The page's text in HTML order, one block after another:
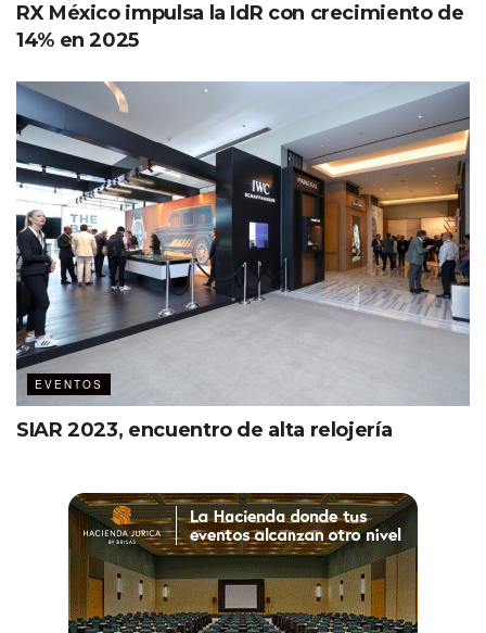
RX México impulsa la IdR con crecimiento de
14% en 2025
EVENTOS
SIAR 2023, encuentro de alta relojería